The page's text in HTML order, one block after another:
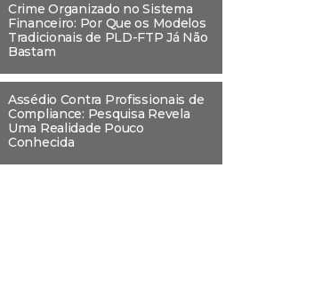
Crime Organizado no Sistema
Financeiro: Por Que os Modelos
Tradicionais de PLD-FTP Já Não
Bastam
Assédio Contra Profissionais de
Compliance: Pesquisa Revela
Uma Realidade Pouco
Conhecida